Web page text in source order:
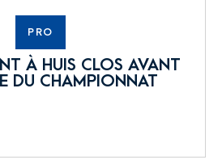
PRO
À HUIS CLOS AVANT
DU CHAMPIONNAT